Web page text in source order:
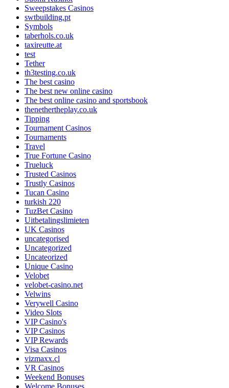
Sweepstakes Casinos
swtbuilding.pt
Symbols
taberhols.co.uk
taxireutte.at
test
Tether
th3testing.co.uk
The best casino
The best new online casino
The best online casino and sportsbook
thenethertheplay.co.uk
Tipping
Tournament Casinos
Tournaments
Travel
True Fortune Casino
Trueluck
Trusted Casinos
Trustly Casinos
Tucan Casino
turkish 220
TuzBet Casino
Uitbetalingslimieten
UK Casinos
uncategorised
Uncategorized
Uncateorized
Unique Casino
Velobet
velobet-casino.net
Velwins
Verywell Casino
Video Slots
VIP Casino's
VIP Casinos
VIP Rewards
Visa Casinos
vizmaxx.cl
VR Casinos
Weekend Bonuses